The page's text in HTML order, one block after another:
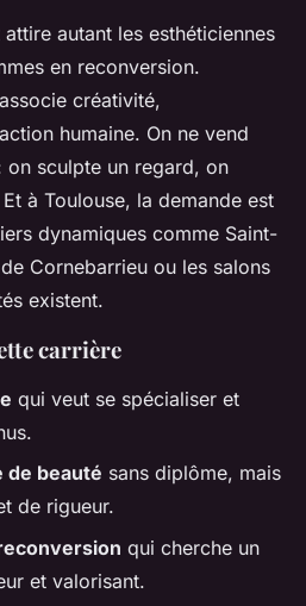
autant les esthéticiennes
en reconversion.
créativité,
humaine. On ne vend
on sculpte un regard, on
à Toulouse, la demande est
dynamiques comme Saint-
Cornebarrieu ou les salons
existent.
carrière
qui veut se spécialiser et
de beauté sans diplôme, mais
de rigueur.
qui cherche un
et valorisant.